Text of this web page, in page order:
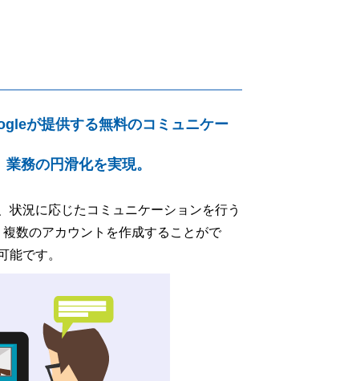
が提供する無料のコミュニケー
務の円滑化を実現。
況に応じたコミュニケーションを行う
数のアカウントを作成することがで
能です。